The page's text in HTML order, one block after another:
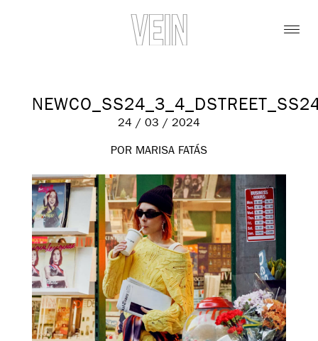
24 / 03 / 2024
POR MARISA FATÁS